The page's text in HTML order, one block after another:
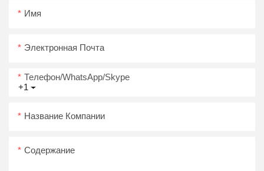
Имя
Электронная Почта
+1
Телефон/WhatsApp/Skype
Название Компании
Содержание